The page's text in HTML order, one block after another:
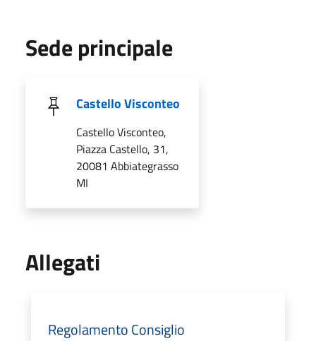
Sede principale
Castello Visconteo
Castello Visconteo,
Piazza Castello, 31,
20081 Abbiategrasso
MI
Allegati
Regolamento Consiglio